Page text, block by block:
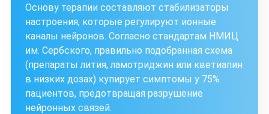
Основу терапии составляют стабилизаторы
настроения, которые регулируют ионные
каналы нейронов. Согласно стандартам НМИЦ
им. Сербского, правильно подобранная схема
(препараты лития, ламотриджин или кветиапин
в низких дозах) купирует симптомы у 75%
пациентов, предотвращая разрушение
нейронных связей.